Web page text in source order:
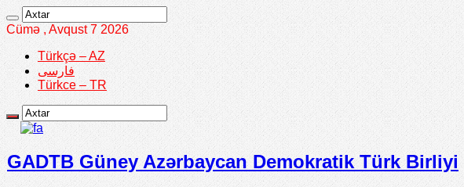
Cümə , Avqust 7 2026
Türkçə – AZ
فارسی
Türkce – TR
GADTB Güney Azərbaycan Demokratik Türk Birliyi